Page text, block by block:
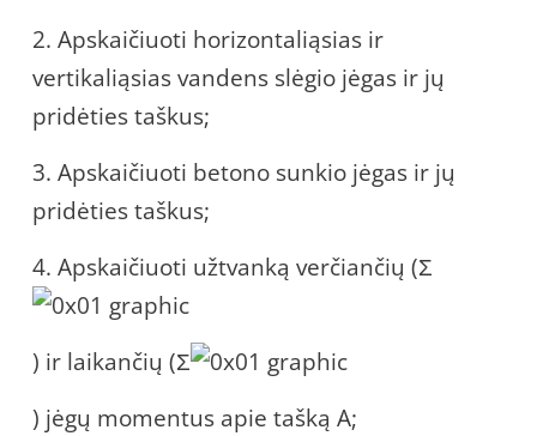
2. Apskaičiuoti horizontaliąsias ir
vertikaliąsias vandens slėgio jėgas ir jų
pridėties taškus;
3. Apskaičiuoti betono sunkio jėgas ir jų
pridėties taškus;
4. Apskaičiuoti užtvanką verčiančių (Σ
) ir laikančių (Σ
) jėgų momentus apie tašką A;